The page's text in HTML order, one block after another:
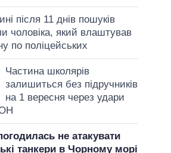
після 11 днів пошуків
чоловіка, який влаштував
по поліцейських
Частина школярів
залишиться без підручників
на 1 вересня через удари
не атакувати
танкери в Чорному морі